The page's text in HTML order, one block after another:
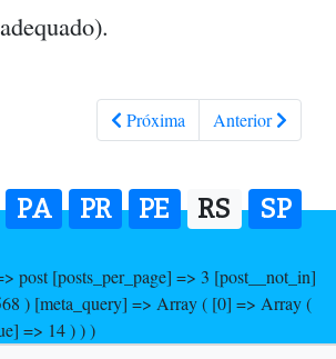
Próxima Anterior
PA PR PE RS SP
post [posts_per_page] => 3 [post__not_in]
) [meta_query] => Array ( [0] => Array (
=> 14 ) ) )